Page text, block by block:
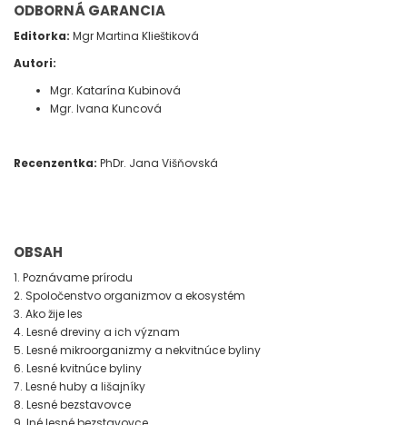
ODBORNÁ GARANCIA
Editorka: Mgr Martina Klieštiková
Autori:
Mgr. Katarína Kubinová
Mgr. Ivana Kuncová
Recenzentka: PhDr. Jana Višňovská
OBSAH
1. Poznávame prírodu
2. Spoločenstvo organizmov a ekosystém
3. Ako žije les
4. Lesné dreviny a ich význam
5. Lesné mikroorganizmy a nekvitnúce byliny
6. Lesné kvitnúce byliny
7. Lesné huby a lišajníky
8. Lesné bezstavovce